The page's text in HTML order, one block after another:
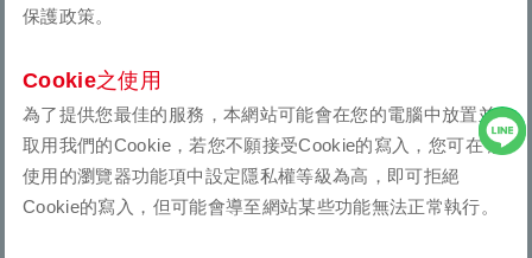
保護政策。
Cookie之使用
為了提供您最佳的服務，本網站可能會在您的電腦中放置並
取用我們的Cookie，若您不願接受Cookie的寫入，您可在 您
使用的瀏覽器功能項中設定隱私權等級為高，即可拒絕
Cookie的寫入，但可能會導至網站某些功能無法正常執行。